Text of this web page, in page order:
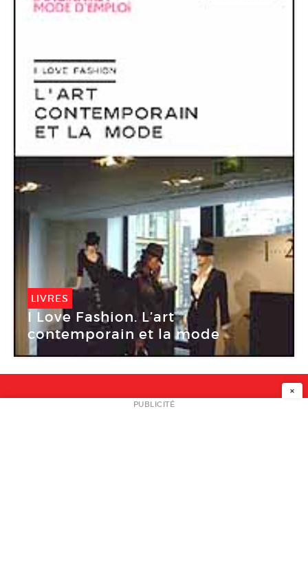
LIVRES
I Love Fashion. L’art
contemporain et la mode
NEWSLETTER
×
PUBLICITÉ